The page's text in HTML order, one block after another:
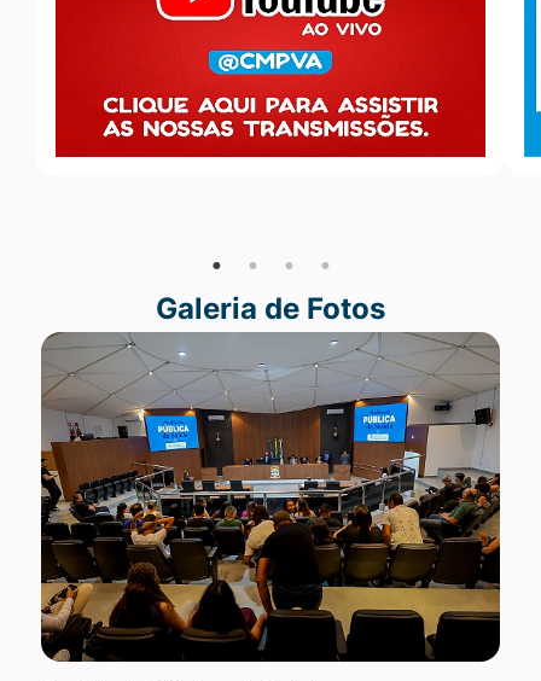
Seção Galeria de Fotos
Galeria de Fotos